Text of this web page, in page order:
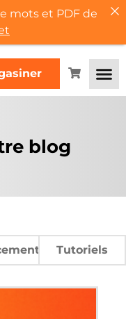
blog
Tutoriels
mots et PDF de